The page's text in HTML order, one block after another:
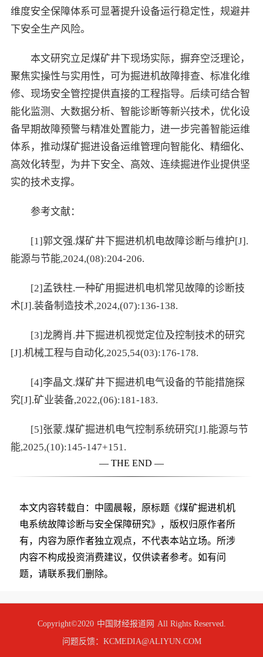
维度安全保障体系可显著提升设备运行稳定性，规避井
下安全生产风险。
本文研究立足煤矿井下现场实际，摒弃空泛理论，
聚焦实操性与实用性，可为掘进机故障排查、标准化维
修、现场安全管控提供直接的工程指导。后续可结合智
能化监测、大数据分析、智能诊断等新兴技术，优化设
备早期故障预警与精准处置能力，进一步完善智能运维
体系，推动煤矿掘进设备运维管理向智能化、精细化、
高效化转型，为井下安全、高效、连续掘进作业提供坚
实的技术支撑。
参考文献：
[1]郭文强.煤矿井下掘进机机电故障诊断与维护[J].
能源与节能,2024,(08):204-206.
[2]孟铁柱.一种矿用掘进机电机常见故障的诊断技
术[J].装备制造技术,2024,(07):136-138.
[3]龙腾肖.井下掘进机视觉定位及控制技术的研究
[J].机械工程与自动化,2025,54(03):176-178.
[4]李晶文.煤矿井下掘进机电气设备的节能措施探
究[J].矿业装备,2022,(06):181-183.
[5]张蒙.煤矿掘进机电气控制系统研究[J].能源与节
能,2025,(10):145-147+151.
— THE END —
本文内容转载自：中國晨報，原标题《煤矿掘进机机
电系统故障诊断与安全保障研究》，版权归原作者所
有，内容为原作者独立观点，不代表本站立场。所涉
内容不构成投资消费建议，仅供读者参考。如有问
题，请联系我们删除。
Copyright©2020 中国财经报道网 All Rights Reserved.
问题反馈：KCMEDIA@ALIYUN.COM